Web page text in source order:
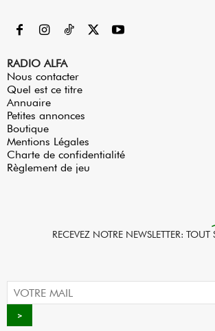
RADIO ALFA
Nous contacter
Quel est ce titre
Annuaire
Petites annonces
Boutique
Mentions Légales
Charte de confidentialité
Règlement de jeu
RECEVEZ NOTRE NEWSLETTER: